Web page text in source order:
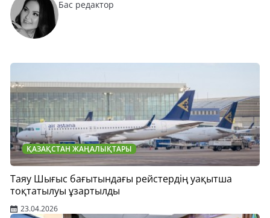
Бас редактор
ҚАЗАҚСТАН ЖАҢАЛЫҚТАРЫ
Таяу Шығыс бағытындағы рейстердің уақытша
тоқтатылуы ұзартылды
23.04.2026